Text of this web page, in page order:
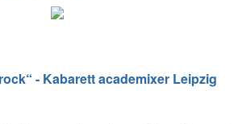
- Kabarett academixer Leipzig